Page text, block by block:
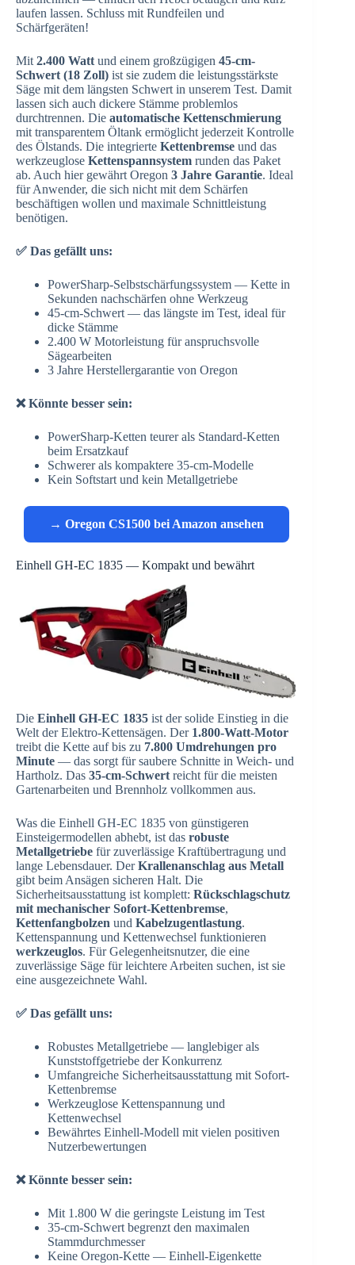
laufen lassen. Schluss mit Rundfeilen und
Schärfgeräten!
Mit 2.400 Watt und einem großzügigen 45-cm-
Schwert (18 Zoll) ist sie zudem die leistungsstärkste
Säge mit dem längsten Schwert in unserem Test. Damit
lassen sich auch dickere Stämme problemlos
durchtrennen. Die automatische Kettenschmierung
mit transparentem Öltank ermöglicht jederzeit Kontrolle
des Ölstands. Die integrierte Kettenbremse und das
werkzeuglose Kettenspannsystem runden das Paket
ab. Auch hier gewährt Oregon 3 Jahre Garantie. Ideal
für Anwender, die sich nicht mit dem Schärfen
beschäftigen wollen und maximale Schnittleistung
benötigen.
✅ Das gefällt uns:
PowerSharp-Selbstschärfungssystem — Kette in
Sekunden nachschärfen ohne Werkzeug
45-cm-Schwert — das längste im Test, ideal für
dicke Stämme
2.400 W Motorleistung für anspruchsvolle
Sägearbeiten
3 Jahre Herstellergarantie von Oregon
❌ Könnte besser sein:
PowerSharp-Ketten teurer als Standard-Ketten
beim Ersatzkauf
Schwerer als kompaktere 35-cm-Modelle
Kein Softstart und kein Metallgetriebe
→ Oregon CS1500 bei Amazon ansehen
Einhell GH-EC 1835 — Kompakt und bewährt
Die Einhell GH-EC 1835 ist der solide Einstieg in die
Welt der Elektro-Kettensägen. Der 1.800-Watt-Motor
treibt die Kette auf bis zu 7.800 Umdrehungen pro
Minute — das sorgt für saubere Schnitte in Weich- und
Hartholz. Das 35-cm-Schwert reicht für die meisten
Gartenarbeiten und Brennholz vollkommen aus.
Was die Einhell GH-EC 1835 von günstigeren
Einsteigermodellen abhebt, ist das robuste
Metallgetriebe für zuverlässige Kraftübertragung und
lange Lebensdauer. DerKrallenanschlag aus Metall
gibt beim Ansägen sicheren Halt. Die
Sicherheitsausstattung ist komplett: Rückschlagschutz
mit mechanischer Sofort-Kettenbremse,
Kettenfangbolzen und Kabelzugentlastung.
Kettenspannung und Kettenwechsel funktionieren
werkzeuglos. Für Gelegenheitsnutzer, die eine
zuverlässige Säge für leichtere Arbeiten suchen, ist sie
eine ausgezeichnete Wahl.
✅ Das gefällt uns:
Robustes Metallgetriebe — langlebiger als
Kunststoffgetriebe der Konkurrenz
Umfangreiche Sicherheitsausstattung mit Sofort-
Kettenbremse
Werkzeuglose Kettenspannung und
Kettenwechsel
Bewährtes Einhell-Modell mit vielen positiven
Nutzerbewertungen
❌ Könnte besser sein:
Mit 1.800 W die geringste Leistung im Test
35-cm-Schwert begrenzt den maximalen
Stammdurchmesser
Keine Oregon-Kette — Einhell-Eigenkette